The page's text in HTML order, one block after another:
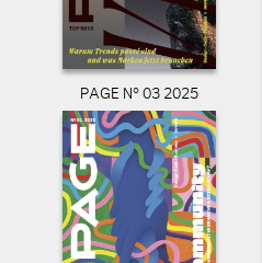
PAGE N° 03 2025